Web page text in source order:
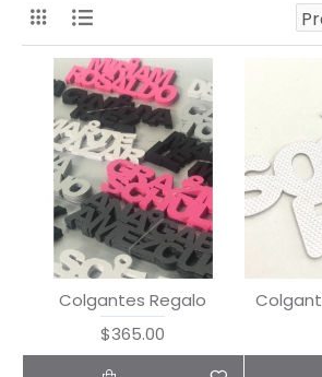
Colgantes Regalo
$365.00